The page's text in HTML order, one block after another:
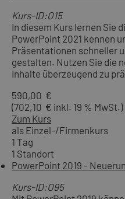
Kurs-ID:O15
In diesem Kurs lernen Sie
PowerPoint 2021 kennen
Präsentationen schneller
gestalten. Nutzen Sie die
Inhalte überzeugend zu
590,00 €
(702,10 € inkl. 19 % MwSt.)
Zum Kurs
als Einzel-/Firmenkurs
1 Tag
1 Standort
PowerPoint 2019 -
Kurs-ID:O95